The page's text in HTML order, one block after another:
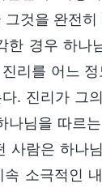
것을 완전
한 경우 하나
리를 어느
. 진리가 그
나님을 따르
사람은 하나
소극적인